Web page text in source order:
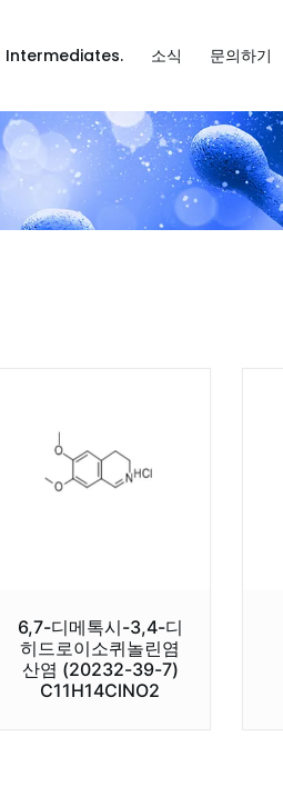
Intermediates. 소식 문의하기
6,7-디메톡시-3,4-디
히드로이소퀴놀린염
산염 (20232-39-7)
C11H14ClNO2